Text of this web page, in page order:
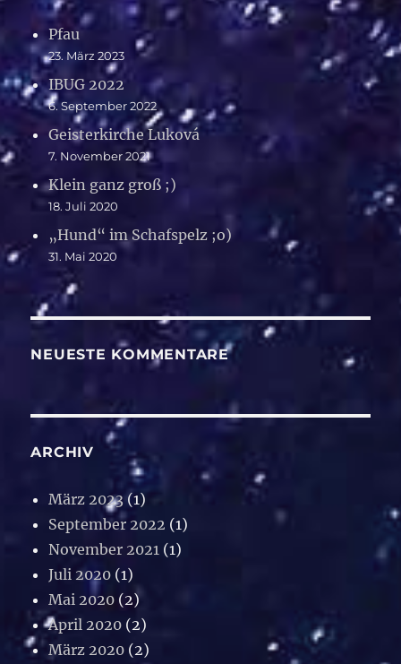
Pfau
23. März 2023
IBUG 2022
6. September 2022
Geisterkirche Luková
7. November 2021
Klein ganz groß ;)
18. Juli 2020
„Hund“ im Schafspelz ;o)
31. Mai 2020
NEUESTE KOMMENTARE
ARCHIV
März 2023 (1)
September 2022 (1)
November 2021 (1)
Juli 2020 (1)
Mai 2020 (2)
April 2020 (2)
März 2020 (2)